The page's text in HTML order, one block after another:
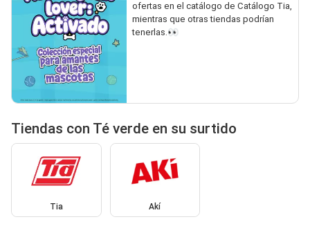
ofertas en el catálogo de Catálogo Tia,
mientras que otras tiendas podrían
tenerlas.👀
Tiendas con Té verde en su surtido
Tia Akí